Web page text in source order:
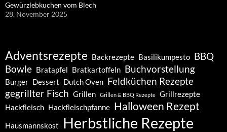
Gewürzlebkuchen vom Blech
28. November 2025
Adventsrezepte Backrezepte Basilikumpesto BBQ
Bowle Bratapfel Bratkartoffeln Buchvorstellung
Burger Dessert Dutch Oven Feldküchen Rezepte
gegrillter Fisch Grillen Grillen & BBQ Rezepte
Grillrezepte
Hackfleisch Hackfleischpfanne Halloween Rezept
Hausmannskost Herbstliche Rezepte